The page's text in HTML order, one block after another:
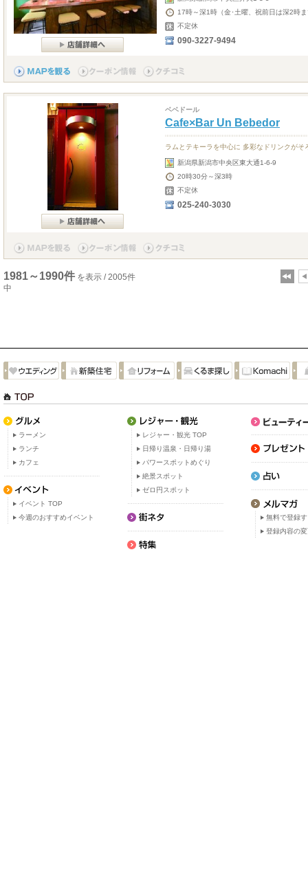
17時～深1時（金･土曜、祝前日は深2時
不定休
090-3227-9494
ベベドール
Cafe×Bar Un Bebedor
ラムとテキーラを中心に 多彩なドリンクがそ
新潟県新潟市中央区東大通1-6-9
20時30分～深3時
不定休
025-240-3030
1981～1990件 を表示 / 2005件
中
ラーメン
ランチ
カフェ
イベント TOP
今週のおすすめイベント
レジャー・観光 TOP
日帰り温泉・日帰り湯
パワースポットめぐり
絶景スポット
ゼロ円スポット
無料で登録
登録内容の